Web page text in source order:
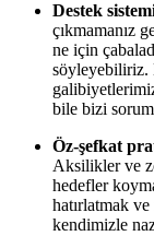
Destek
çıkmamanız
ne için
söyleyebiliriz.
bile bizi
Öz-şefkat
Aksilikler ve
hedefler
hatırlatmak
kendimizle